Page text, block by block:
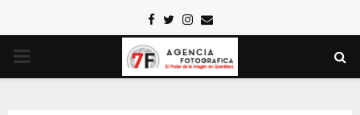
Facebook
TwitterInstagram
Email
PRIMARY